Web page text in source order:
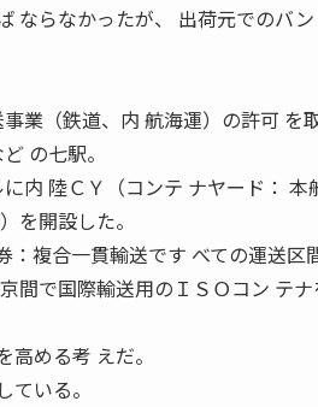
ならなかったが、 出荷元でのバ
業（鉄道、内 航海運）の許可 を
の七駅。
内 陸ＣＹ（コンテ ナヤード： 本
を開設した。
複合一貫輸送です べての運送区
間で国際輸送用のＩＳＯコン テ
める考 えだ。
いる。